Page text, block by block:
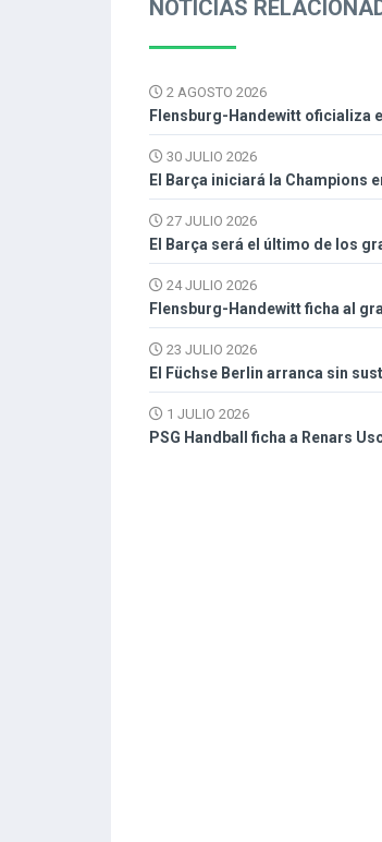
NOTICIAS
2 AGOSTO 2026
Flensburg-Handewitt oficializa
30 JULIO 2026
El Barça iniciará la Champions
27 JULIO 2026
El Barça será el último de los
24 JULIO 2026
Flensburg-Handewitt ficha al
23 JULIO 2026
El Füchse Berlin arranca sin
1 JULIO 2026
PSG Handball ficha a Renars